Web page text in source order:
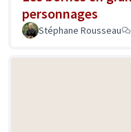
personnages
Stéphane Rousseau